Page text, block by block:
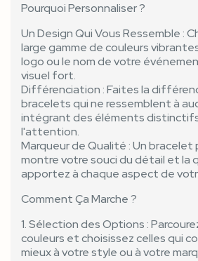
Pourquoi Personnaliser ?
Un Design Qui Vous Ressemble :
large gamme de couleurs
logo ou le nom de votre
visuel fort.
Différenciation : Faites la
bracelets qui ne ressemblent à
intégrant des éléments
l'attention.
Marqueur de Qualité : Un bracelet
montre votre souci du détail et la
apportez à chaque aspect de
Comment Ça Marche ?
1. Sélection des Options :
couleurs et choisissez celles qui
mieux à votre style ou à votre